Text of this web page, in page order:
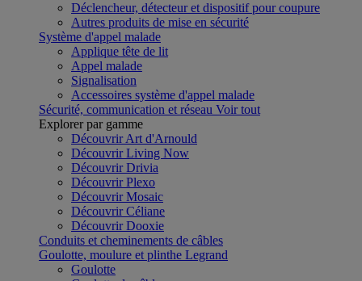
Déclencheur, détecteur et dispositif pour coupure
Autres produits de mise en sécurité
Système d'appel malade
Applique tête de lit
Appel malade
Signalisation
Accessoires système d'appel malade
Sécurité, communication et réseau Voir tout
Explorer par gamme
Découvrir Art d'Arnould
Découvrir Living Now
Découvrir Drivia
Découvrir Plexo
Découvrir Mosaic
Découvrir Céliane
Découvrir Dooxie
Conduits et cheminements de câbles
Goulotte, moulure et plinthe Legrand
Goulotte